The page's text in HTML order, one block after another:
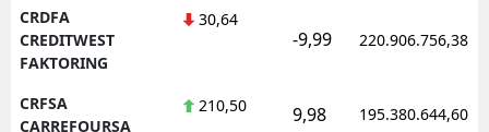
CRDFA
CREDITWEST
FAKTORING
30,64
-9,99 220.906.756,38
CRFSA
CARREFOURSA
210,50 9,98 195.380.644,60